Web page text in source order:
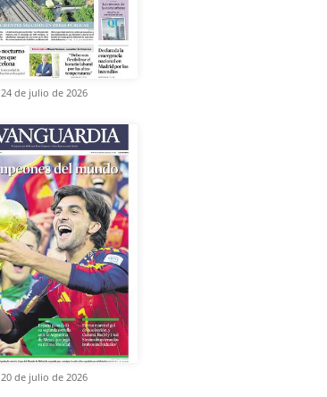
24 de julio de 2026
20 de julio de 2026